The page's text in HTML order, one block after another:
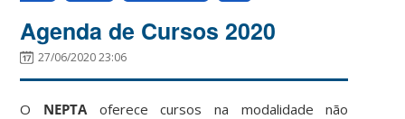
Agenda de Cursos 2020
27/06/2020 23:06
O NEPTA oferece cursos na modalidade não